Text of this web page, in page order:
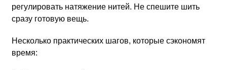
регулировать натяжение нитей. Не спешите шить
сразу готовую вещь.
Несколько практических шагов, которые сэкономят
время: